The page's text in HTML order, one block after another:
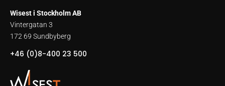
Wisest i Stockholm AB
Vintergatan 3
172 69 Sundbyberg
+46 (0)8-400 23 500